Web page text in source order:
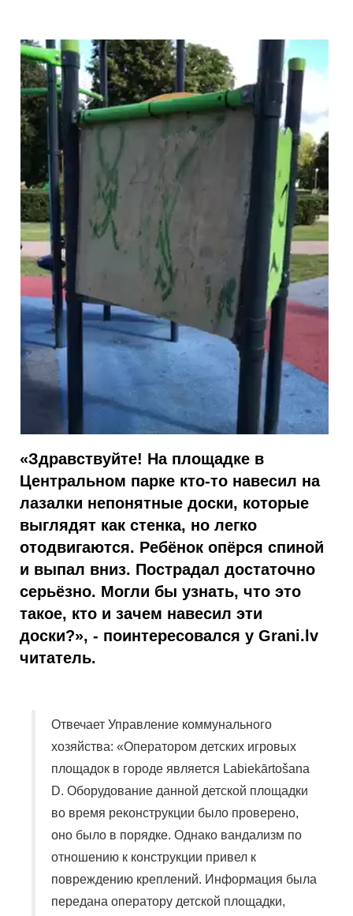
«Здравствуйте! На площадке в
Центральном парке кто-то навесил на
лазалки непонятные доски, которые
выглядят как стенка, но легко
отодвигаются. Ребёнок опёрся спиной
и выпал вниз. Пострадал достаточно
серьёзно. Могли бы узнать, что это
такое, кто и зачем навесил эти
доски?», - поинтересовался у Grani.lv
читатель.
Отвечает Управление коммунального
хозяйства: «Оператором детских игровых
площадок в городе является Labiekārtošana
D. Оборудование данной детской площадки
во время реконструкции было проверено,
оно было в порядке. Однако вандализм по
отношению к конструкции привел к
повреждению креплений. Информация была
передана оператору детской площадки,